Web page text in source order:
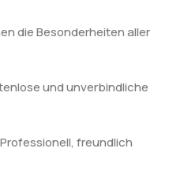
die Besonderheiten aller
und unverbindliche
freundlich